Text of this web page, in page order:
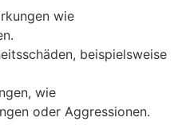
wie
beispielsweise
wie
oder Aggressionen.